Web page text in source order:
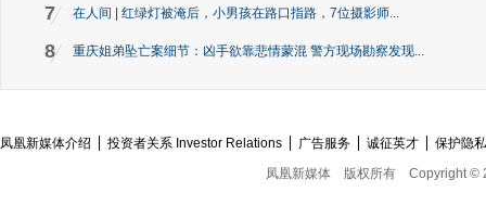
7 在人间 | 红绿灯被淹后，小男孩在路口指路，7位摄影师...
8 重庆姐弟坠亡案细节：凶手欲靠悲情蒙混 警方现场勘察发现...
凤凰新媒体介绍 投资者关系 Investor Relations 广告服务 诚征英才
保护隐
凤凰新媒体
版权所有 Copyright ©